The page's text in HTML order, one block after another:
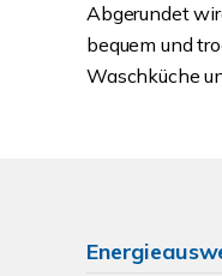
Abgerundet
bequem und
Waschküche